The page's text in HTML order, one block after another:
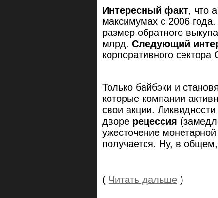
Интересный факт, что
максимумах с 2006
размер обратного
млрд. Следующий
корпоративного
Только байбэки и
которые компании
свои акции.
дворе рецессия
ужесточение
получается. Ну, в
( Читать дальше )